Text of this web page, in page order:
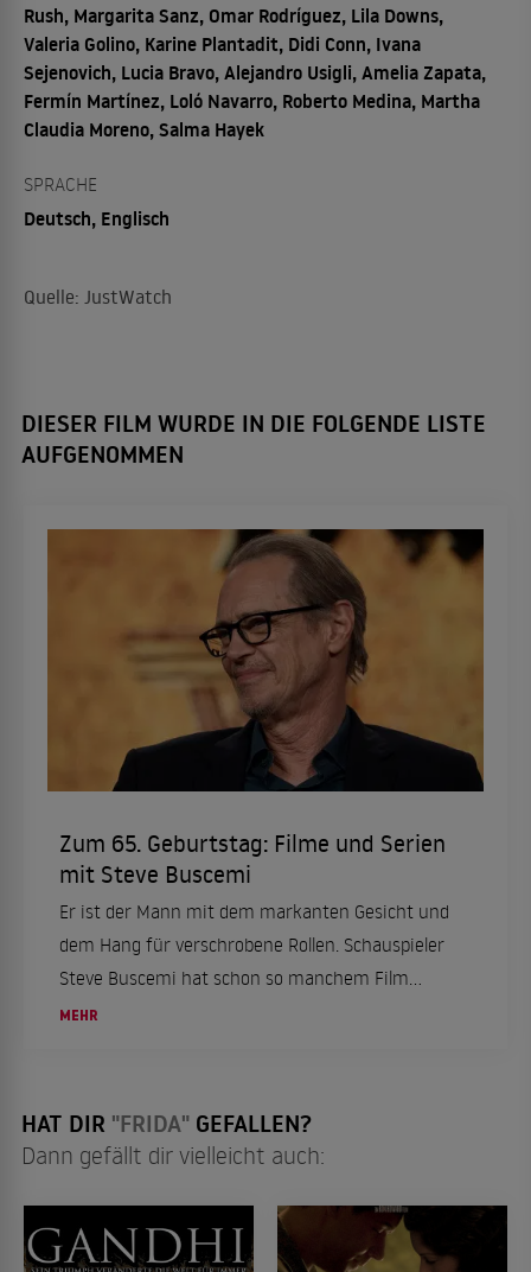
Rush, Margarita Sanz, Omar Rodríguez, Lila Downs,
Valeria Golino, Karine Plantadit, Didi Conn, Ivana
Sejenovich, Lucia Bravo, Alejandro Usigli, Amelia Zapata,
Fermín Martínez, Loló Navarro, Roberto Medina, Martha
Claudia Moreno, Salma Hayek
SPRACHE
Deutsch, Englisch
Quelle: JustWatch
DIESER FILM WURDE IN DIE FOLGENDE LISTE
AUFGENOMMEN
Zum 65. Geburtstag: Filme und Serien
mit Steve Buscemi
Er ist der Mann mit dem markanten Gesicht und
dem Hang für verschrobene Rollen. Schauspieler
Steve Buscemi hat schon so manchem Film
seinen ganz eigenen Stempel aufgedrückt. Am
MEHR
HAT DIR "FRIDA" GEFALLEN?
Dann gefällt dir vielleicht auch: